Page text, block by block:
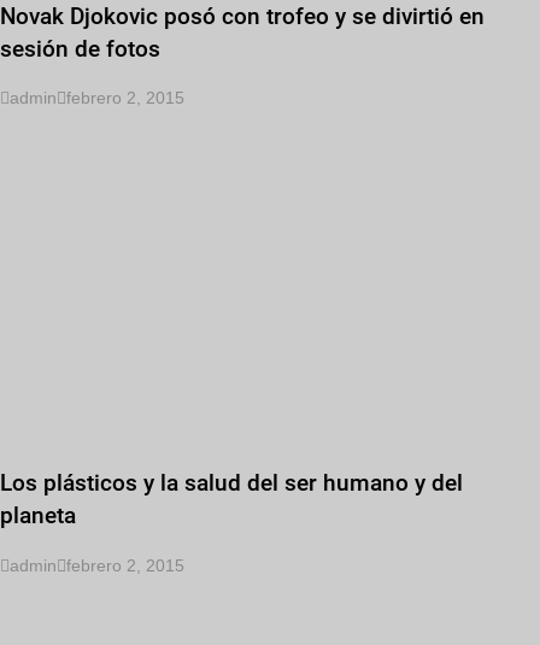
Novak Djokovic posó con trofeo y se divirtió en
sesión de fotos
admin febrero 2, 2015
Los plásticos y la salud del ser humano y del
planeta
admin febrero 2, 2015